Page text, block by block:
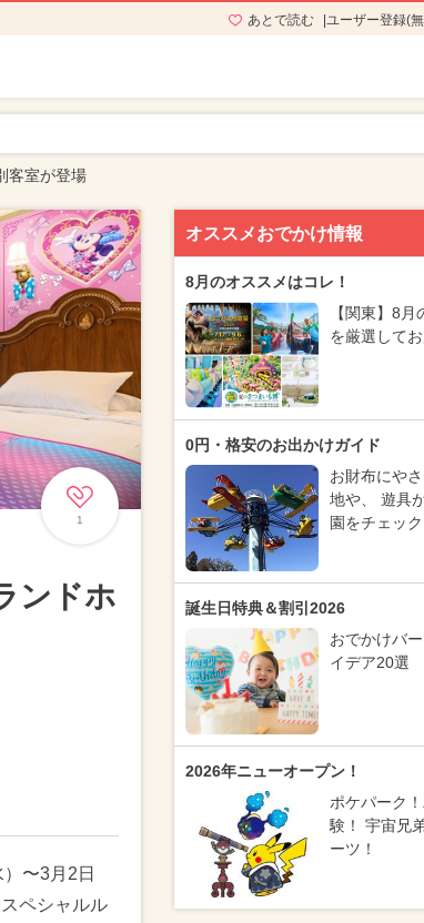
あとで読む ユーザー登録(
客室が登場
1
ンドホ
〜3月2日
ペシャルル
オススメおでかけ情報
8月のオススメはコレ！
【関東】8
を厳選してお
0円・格安のお出かけガイド
お財布にや
地や、 遊具
園をチェック
誕生日特典＆割引2026
おでかけバ
イデア20選
2026年ニューオープン！
ポケパーク
験！ 宇宙兄
ーツ！